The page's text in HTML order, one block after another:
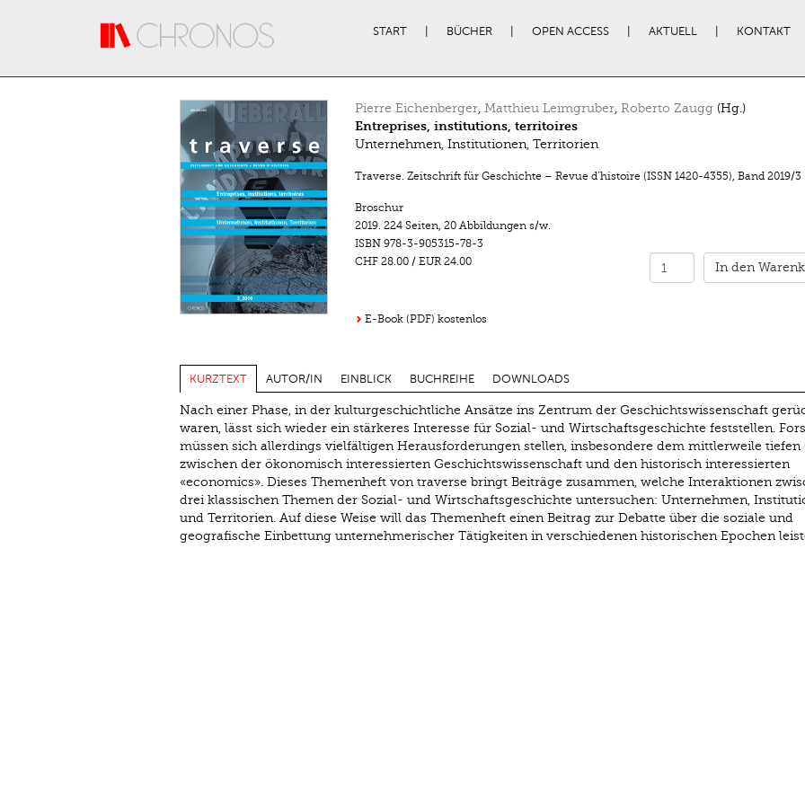
START BÜCHER OPEN ACCESS AKTUELL KONTAKT
Pierre Eichenberger, Matthieu Leimgruber, Roberto Zaugg(Hg.)
Entreprises, institutions, territoires
Unternehmen, Institutionen, Territorien
Traverse. Zeitschrift für Geschichte – Revue d’histoire (ISSN 1420-4355), Band 2019/3
Broschur
2019. 224 Seiten, 20 Abbildungen s/w.
ISBN 978-3-905315-78-3
CHF 28.00/ EUR 24.00 In den
E-Book (PDF) kostenlos
KURZTEXT AUTOR/IN EINBLICK BUCHREIHE DOWNLOADS
Nach einer Phase, in der kultur­geschichtliche Ansätze ins Zentrum der Geschichtswissenschaft
waren, lässt sich wieder ein stärkeres Interesse für Sozial- und Wirtschaftsgeschichte feststellen.
müssen sich allerdings vielfältigen Herausforderungen stellen, insbesondere dem mittlerweile tiefen
zwischen der ökonomisch interessierten Geschichtswissenschaft und den historisch interessierten
«economics». Dieses Themenheft von traverse bringt Beiträge zusammen, welche Interaktionen
drei klassischen Themen der Sozial- und Wirtschaftsgeschichte untersuchen: Unternehmen,
und Territorien. Auf diese Weise will das Themenheft einen Beitrag zur Debatte über die soziale und
geografische Einbettung unternehmerischer Tätigkeiten in verschiedenen historischen Epochen